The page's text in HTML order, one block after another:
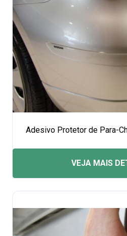
Adesivo Protetor de Para-
VEJA MAIS